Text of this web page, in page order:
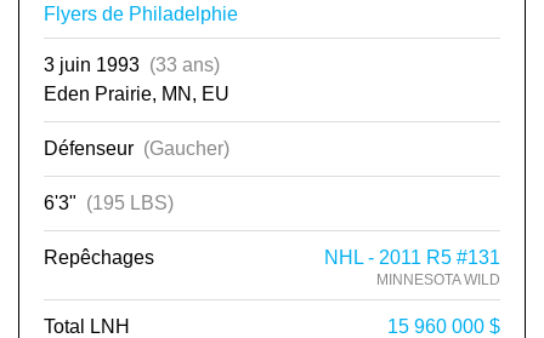
Flyers de Philadelphie
3 juin 1993 (33 ans)
Eden Prairie, MN, EU
Défenseur (Gaucher)
6'3" (195 LBS)
Repêchages NHL - 2011 R5 #131
MINNESOTA WILD
Total LNH 15 960 000 $